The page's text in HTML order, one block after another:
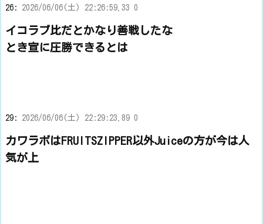
26: 2026/06/06(土) 22:26:59.33 0
イコラブ比だとかなり善戦したな
とき宣に圧勝できるとは
29: 2026/06/06(土) 22:29:23.89 0
カワラボはFRUITSZIPPER以外Juiceの方が今は人
気が上